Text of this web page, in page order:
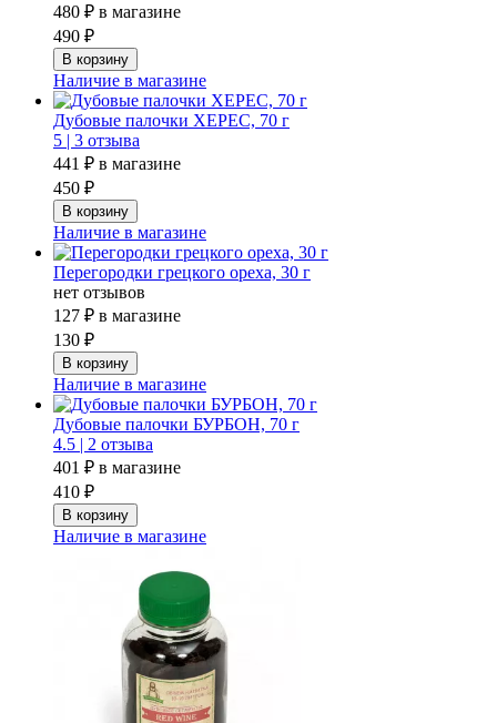
480 ₽ в магазине
490 ₽
Наличие в магазине
Дубовые палочки ХЕРЕС, 70 г
5 | 3 отзыва
441 ₽ в магазине
450 ₽
Наличие в магазине
Перегородки грецкого ореха, 30 г
нет отзывов
127 ₽ в магазине
130 ₽
Наличие в магазине
Дубовые палочки БУРБОН, 70 г
4.5 | 2 отзыва
401 ₽ в магазине
410 ₽
Наличие в магазине